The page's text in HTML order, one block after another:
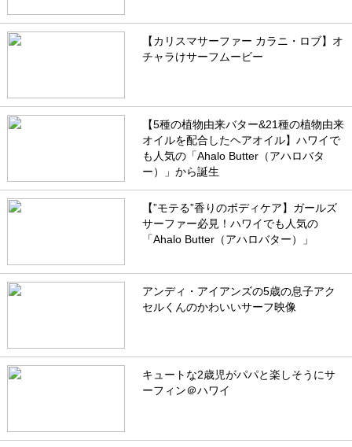
【カリスマサーファー カラニ・ロブ】オ
チャラけサーフムービー
【5種の植物由来バター&21種の植物由来
オイルを配合したヘアオイル】ハワイで
も人気の「Ahalo Butter（アハロバタ
ー）」から誕生
【”モテる”香りのボディケア】ガールズ
サーファー必見！ハワイでも人気の
「Ahalo Butter（アハロバター）」
アンディ・アイアンズの5歳の息子アク
セルくんのかわいいサーフ映像
キュートな2歳児がパパと楽しそうにサ
ーフィン＠ハワイ